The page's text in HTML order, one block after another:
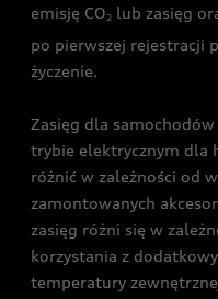
emisję CO2 lub zasięg
po pierwszej rejestracji
życzenie.
Zasięg dla
trybie elektrycznym dla
różnić w zależności od
zamontowanych
zasięg różni się w
korzystania z
temperatury